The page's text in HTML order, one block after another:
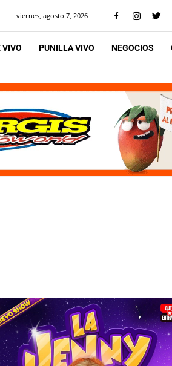
viernes, agosto 7, 2026
VIVO PUNILLA VIVO NEGOCIOS